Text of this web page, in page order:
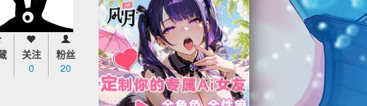
关注
0
粉丝
20